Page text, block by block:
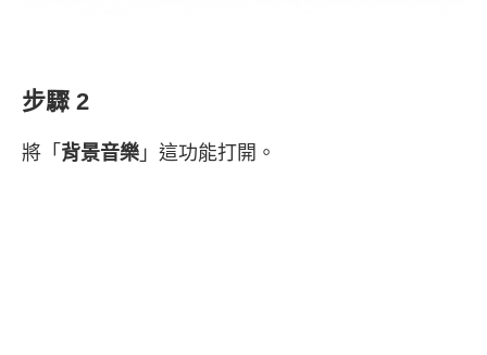
步驟 2
將「 背景音樂 」這功能打開。